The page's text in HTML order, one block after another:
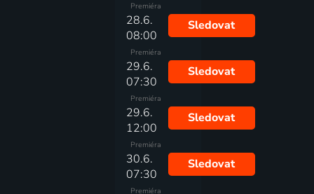
Premiéra
28.6.
08:00
Premiéra
Sledovat
29.6.
07:30
Premiéra
Sledovat
29.6.
12:00
Premiéra
Sledovat
30.6.
07:30
Premiéra
Sledovat